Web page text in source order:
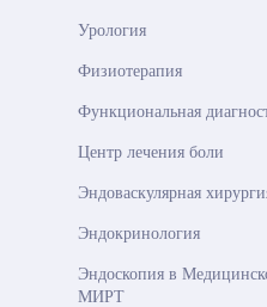
Урология
Физиотерапия
Функциональная
Центр лечения боли
Эндоваскулярная
Эндокринология
Эндоскопия в
МИРТ